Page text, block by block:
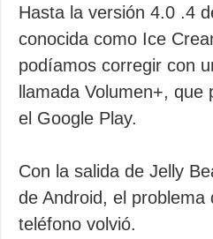
Hasta la versión 4.0 .4
conocida como Ice
podíamos corregir con
llamada Volumen+,
el Google Play.
Con la salida de Jelly
de Android, el problema
teléfono volvió.